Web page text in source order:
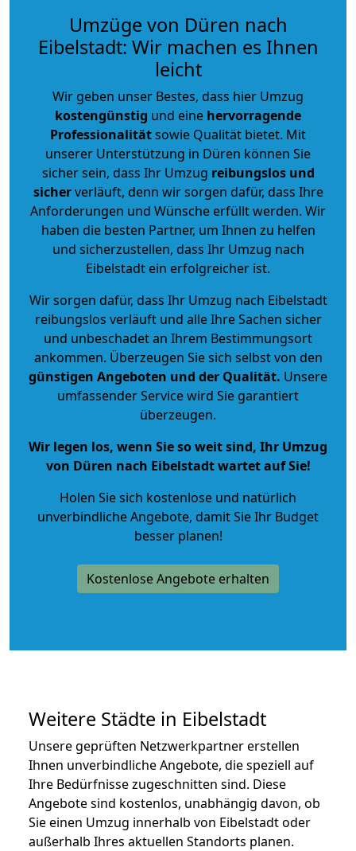
Umzüge von Düren nach
Eibelstadt: Wir machen es Ihnen
leicht
Wir geben unser Bestes, dass hier Umzug
kostengünstig und eine hervorragende
Professionalitätsowie Qualität bietet. Mit
unserer Unterstützung in Düren können Sie
sicher sein, dass Ihr Umzug reibungslos und
sicherverläuft, denn wir sorgen dafür, dass Ihre
Anforderungen und Wünsche erfüllt werden. Wir
haben die besten Partner, um Ihnen zu helfen
und sicherzustellen, dass Ihr Umzug nach
Eibelstadt ein erfolgreicher ist.
Wir sorgen dafür, dass Ihr Umzug nach Eibelstadt
reibungslos verläuft und alle Ihre Sachen sicher
und unbeschadet an Ihrem Bestimmungsort
ankommen. Überzeugen Sie sich selbst von den
günstigen Angeboten und der Qualität. Unsere
umfassender Service wird Sie garantiert
überzeugen.
Wir legen los, wenn Sie so weit sind, Ihr Umzug
von Düren nach Eibelstadt wartet auf Sie!
Holen Sie sich kostenlose und natürlich
unverbindliche Angebote, damit Sie Ihr Budget
besser planen!
Kostenlose Angebote erhalten
Weitere Städte in Eibelstadt
Unsere geprüften Netzwerkpartner erstellen
Ihnen unverbindliche Angebote, die speziell auf
Ihre Bedürfnisse zugeschnitten sind. Diese
Angebote sind kostenlos, unabhängig davon, ob
Sie einen Umzug innerhalb von Eibelstadt oder
außerhalb Ihres aktuellen Standorts planen.